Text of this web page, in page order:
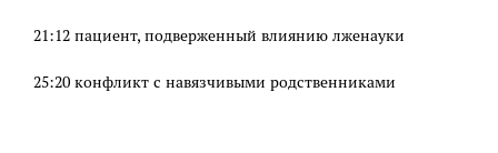
21:12 пациент, подверженный влиянию лженауки
25:20 конфликт с навязчивыми родственниками